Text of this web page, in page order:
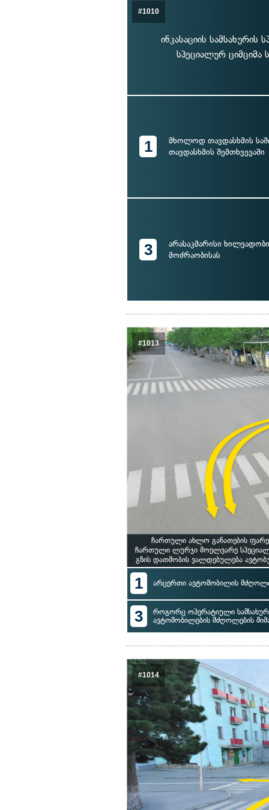
#1010
ინკასაციის
სპეციალურ ციმციმა
1
მხოლოდ თავდასხმის
თავდასხმის შემთხვევაში
3
არასაკმარისი
მოძრაობისას
#1013
ჩართული ახლო განათების
ჩართული ლურჯი მოელვარე
გზის დათმობის ვალდებულება
1 არცერთი ავტომობილის
3
როგორც ოპერატიული
ავტომობილების მძღოლების
#1014